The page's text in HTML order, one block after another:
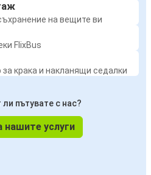
на вещите ви
FlixBus
крака и накланящи седалки
ли пътувате с нас?
нашите услуги